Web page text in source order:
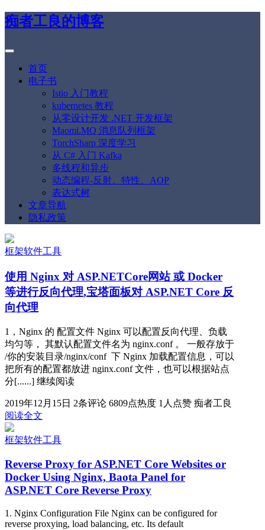
痴者工良的博客
首页
电子书
Istio 入门教程
kubernetes 教程
从零设计开发 .NET 开发框架
Maomi.MQ 消息队列框架
TorchSharp 深度学习
从 C# 入门 Kafka
多线程和异步
动态编程-反射、特性、AOP
表达式树
文章导航
隐私政策
框架软件工具
使用 Nginx 对 ASP.NETCore网站 或 Docker
等进行反向代理,宝塔面板对 ASP.NET Core 反
向代理
1，Nginx 的 配置文件 Nginx 可以配置反向代理、负载
均匀等， 其默认配置文件名为 nginx.conf 。 一般存放于
/你的安装目录/nginx/conf 下 Nginx 加载配置信息，可以
把所有的配置都放进 nginx.conf 文件，也可以根据站点
分[......] 继续阅读
2019年12月15日 2条评论 6809点热度 1人点赞 痴者工良
阅读全文
框架软件工具
Reverse Proxy for ASP.NET Core Websites or
Docker Using Nginx, Baota Panel for
ASP.NET Core Reverse Proxy
1. Nginx Configuration File Nginx can be configured for
reverse proxying, load balancing, etc. Its default